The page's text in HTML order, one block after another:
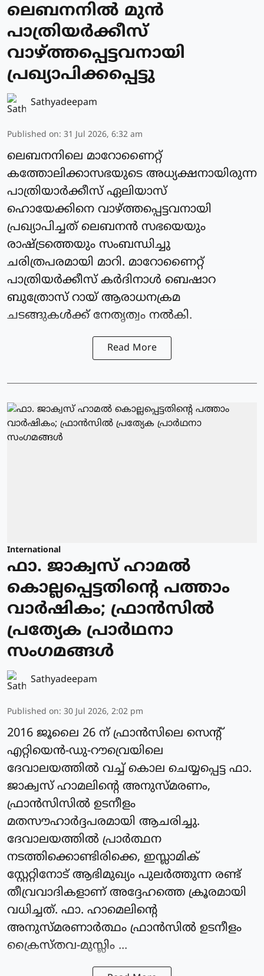
ലെബനനില്‍ മുന്‍
പാത്രിയര്‍ക്കീസ്
വാഴ്ത്തപ്പെട്ടവനായി
പ്രഖ്യാപിക്കപ്പെട്ടു
Sathyadeepam
Published on: 31 Jul 2026, 6:32 am
ലെബനനിലെ മാറോണൈറ്റ്
കത്തോലിക്കാസഭയുടെ അധ്യക്ഷനായിരുന്ന
പാത്രിയാര്‍ക്കീസ് ഏലിയാസ്
ഹൊയേക്കിനെ വാഴ്ത്തപ്പെട്ടവനായി
പ്രഖ്യാപിച്ചത് ലെബനന്‍ സഭയെയും
രാഷ്ട്രത്തെയും സംബന്ധിച്ചു
ചരിത്രപരമായി മാറി. മാറോണൈറ്റ്
പാത്രിയര്‍ക്കീസ് കർദിനാള്‍ ബെഷാറ
ബുത്രോസ് റായ് ആരാധനക്രമ
ചടങ്ങുകള്‍ക്ക് നേതൃത്വം നല്‍കി.
Read More
International
ഫാ. ജാക്വസ് ഹാമല്‍
കൊല്ലപ്പെട്ടതിന്റെ പത്താം
വാര്‍ഷികം; ഫ്രാന്‍സില്‍
പ്രത്യേക പ്രാർഥനാ
സംഗമങ്ങള്‍
Sathyadeepam
Published on: 30 Jul 2026, 2:02 pm
2016 ജൂലൈ 26 ന് ഫ്രാന്‍സിലെ സെന്റ്
എറ്റിയെന്‍-ഡു-റൗവ്രെയിലെ
ദേവാലയത്തില്‍ വച്ച് കൊല ചെയ്യപ്പെട്ട ഫാ.
ജാക്വസ് ഹാമലിന്റെ അനുസ്മരണം,
ഫ്രാന്‍സിസിൽ ഉടനീളം
മതസൗഹാര്‍ദ്ദപരമായി ആചരിച്ചു.
ദേവാലയത്തില്‍ പ്രാര്‍ത്ഥന
നടത്തിക്കൊണ്ടിരിക്കെ, ഇസ്ലാമിക്
സ്റ്റേറ്റിനോട് ആഭിമുഖ്യം പുലര്‍ത്തുന്ന രണ്ട്
തീവ്രവാദികളാണ് അദ്ദേഹത്തെ ക്രൂരമായി
വധിച്ചത്. ഫാ. ഹാമെലിന്റെ
അനുസ്മരണാര്‍ത്ഥം ഫ്രാന്‍സില്‍ ഉടനീളം
ക്രൈസ്തവ-മുസ്ലിം ...